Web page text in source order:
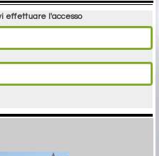
effettuare l'accesso